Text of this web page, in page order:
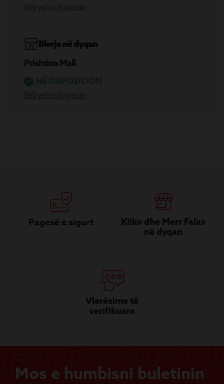
Blerje në dyqan
Prishtina Mall
Pagesë e sigurt
Kliko dhe Merr Falas
në dyqan
Vlerësime të
verifikuara
Mos e humbisni buletinin